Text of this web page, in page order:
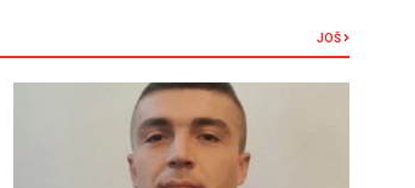
JOŠ